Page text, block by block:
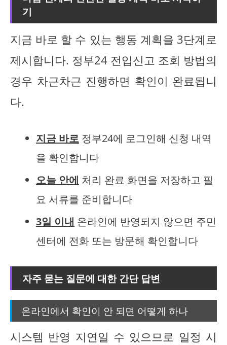
기
지금 바로 할 수 있는 행동 계획을 3단계로
제시합니다. 정부24 전입신고 조회 방법의
경우 차근차근 진행하면 확인이 완료됩니
다.
지금 바로 정부24에 로그인해 신청 내역
을 확인합니다
오늘 안에 처리 완료 화면을 저장하고 필
요 서류를 준비합니다
3일 이내 온라인에 반영되지 않으면 주민
센터에 전화 또는 방문해 확인합니다
자주 묻는 질문에 대한 간단 답변
온라인에서 확인이 안 되면 어떻게 하나
시스템 반영 지연일 수 있으므로 일정 시